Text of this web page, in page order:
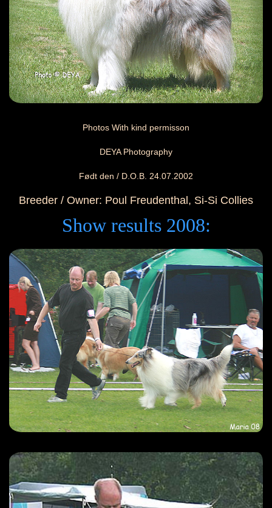
Photos With kind permisson
DEYA Photography
Født den / D.O.B. 24.07.2002
Breeder / Owner: Poul Freudenthal, Si-Si Collies
Show results 2008: